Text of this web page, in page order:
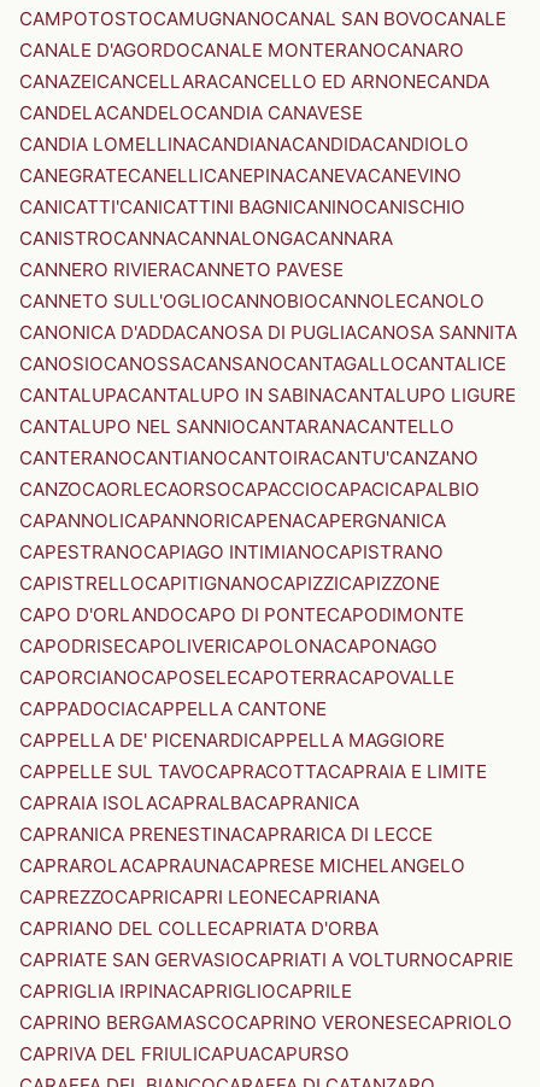
CAMPOTOSTOCAMUGNANOCANAL SAN BOVOCANALE
CANALE D'AGORDOCANALE MONTERANOCANARO
CANAZEICANCELLARACANCELLO ED ARNONECANDA
CANDELACANDELOCANDIA CANAVESE
CANDIA LOMELLINACANDIANACANDIDACANDIOLO
CANEGRATECANELLICANEPINACANEVACANEVINO
CANICATTI'CANICATTINI BAGNICANINOCANISCHIO
CANISTROCANNACANNALONGACANNARA
CANNERO RIVIERACANNETO PAVESE
CANNETO SULL'OGLIOCANNOBIOCANNOLECANOLO
CANONICA D'ADDACANOSA DI PUGLIACANOSA SANNITA
CANOSIOCANOSSACANSANOCANTAGALLOCANTALICE
CANTALUPACANTALUPO IN SABINACANTALUPO LIGURE
CANTALUPO NEL SANNIOCANTARANACANTELLO
CANTERANOCANTIANOCANTOIRACANTU'CANZANO
CANZOCAORLECAORSOCAPACCIOCAPACICAPALBIO
CAPANNOLICAPANNORICAPENACAPERGNANICA
CAPESTRANOCAPIAGO INTIMIANOCAPISTRANO
CAPISTRELLOCAPITIGNANOCAPIZZICAPIZZONE
CAPO D'ORLANDOCAPO DI PONTECAPODIMONTE
CAPODRISECAPOLIVERICAPOLONACAPONAGO
CAPORCIANOCAPOSELECAPOTERRACAPOVALLE
CAPPADOCIACAPPELLA CANTONE
CAPPELLA DE' PICENARDICAPPELLA MAGGIORE
CAPPELLE SUL TAVOCAPRACOTTACAPRAIA E LIMITE
CAPRAIA ISOLACAPRALBACAPRANICA
CAPRANICA PRENESTINACAPRARICA DI LECCE
CAPRAROLACAPRAUNACAPRESE MICHELANGELO
CAPREZZOCAPRICAPRI LEONECAPRIANA
CAPRIANO DEL COLLECAPRIATA D'ORBA
CAPRIATE SAN GERVASIOCAPRIATI A VOLTURNOCAPRIE
CAPRIGLIA IRPINACAPRIGLIOCAPRILE
CAPRINO BERGAMASCOCAPRINO VERONESECAPRIOLO
CAPRIVA DEL FRIULICAPUACAPURSO